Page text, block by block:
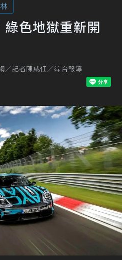
色地獄重新開
／記者陳威任／綜合報導